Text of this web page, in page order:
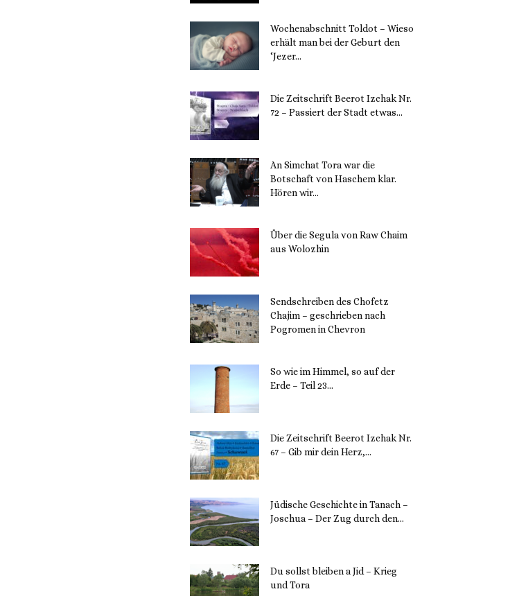
Wochenabschnitt Toldot – Wieso
erhält man bei der Geburt den
‘Jezer...
Die Zeitschrift Beerot Izchak Nr.
72 – Passiert der Stadt etwas...
An Simchat Tora war die
Botschaft von Haschem klar.
Hören wir...
Über die Segula von Raw Chaim
aus Wolozhin
Sendschreiben des Chofetz
Chajim – geschrieben nach
Pogromen in Chevron
So wie im Himmel, so auf der
Erde – Teil 23...
Die Zeitschrift Beerot Izchak Nr.
67 – Gib mir dein Herz,...
Jüdische Geschichte in Tanach –
Joschua – Der Zug durch den...
Du sollst bleiben a Jid – Krieg
und Tora